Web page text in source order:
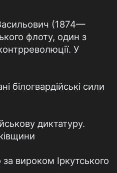
(1874—
флоту, один з
У
білогвардійські сили
диктатуру.
вироком Іркутського